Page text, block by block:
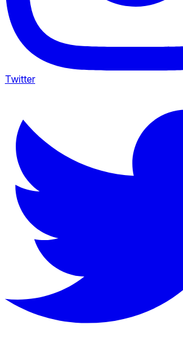
Twitter